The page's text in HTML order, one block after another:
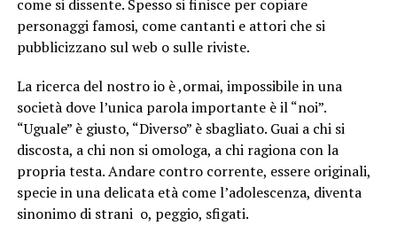
come si dissente. Spesso si finisce per copiare
personaggi famosi, come cantanti e attori che si
pubblicizzano sul web o sulle riviste.
La ricerca del nostro io è ,ormai, impossibile in una
società dove l’unica parola importante è il “noi”.
“Uguale” è giusto, “Diverso” è sbagliato. Guai a chi si
discosta, a chi non si omologa, a chi ragiona con la
propria testa. Andare contro corrente, essere originali,
specie in una delicata età come l’adolescenza, diventa
sinonimo di strani o, peggio, sfigati.